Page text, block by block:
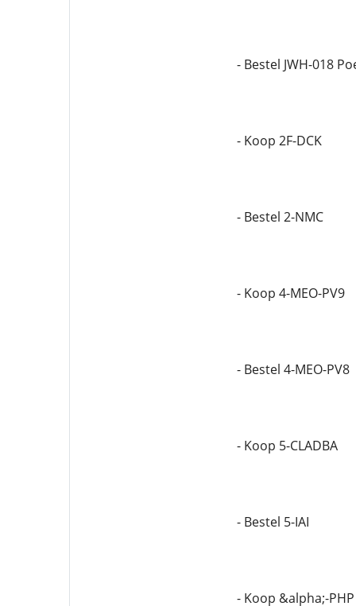
- Bestel JWH-018
- Koop 2F-DCK
- Bestel 2-NMC
- Koop 4-MEO-PV9
- Bestel 4-MEO-PV8
- Koop 5-CLADBA
- Bestel 5-IAI
- Koop &alpha;-